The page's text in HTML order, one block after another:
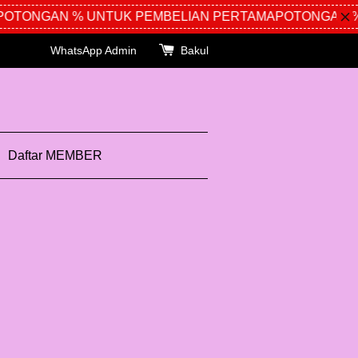
% UNTUK PEMBELIAN PERTAMAPOTONGAN %
WhatsApp Admin Bakul
Daftar MEMBER